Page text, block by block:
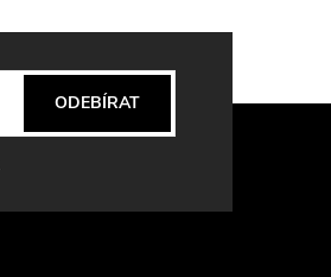
ODEBÍRAT